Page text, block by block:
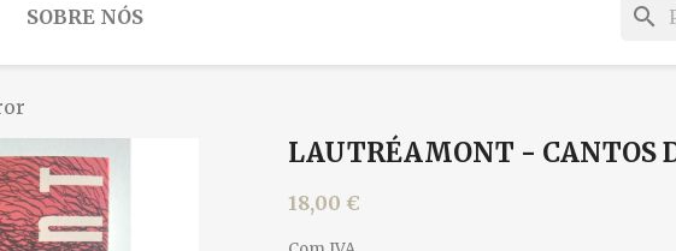
SOBRE NÓS search
LAUTRÉAMONT - CANTOS
18,00 €